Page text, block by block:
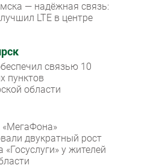
— надёжная связь:
LTE в центре
связью 10
пунктов
области
«МегаФона»
двукратный рост
«Госуслуги» у жителей